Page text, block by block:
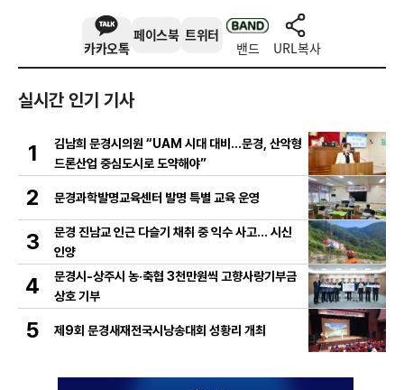
카카오톡
페이스북 트위터
밴드 URL복사
실시간 인기 기사
1
김남희 문경시의원 “UAM 시대 대비…문경, 산악형
드론산업 중심도시로 도약해야”
2 문경과학발명교육센터 발명 특별 교육 운영
3
문경 진남교 인근 다슬기 채취 중 익수 사고… 시신
인양
4
문경시-상주시 농·축협 3천만원씩 고향사랑기부금
상호 기부
5 제9회 문경새재전국시낭송대회 성황리 개최